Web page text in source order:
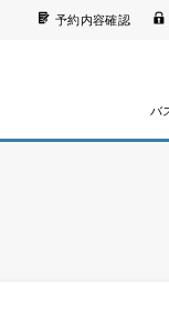
予約内容確認
バ